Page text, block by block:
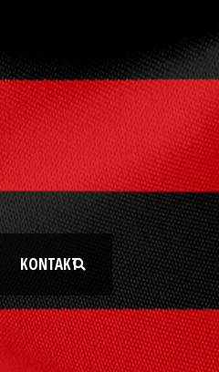
KONTAKT